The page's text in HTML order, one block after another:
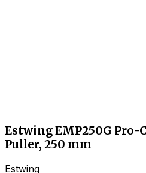
Estwing EMP250G
Puller, 250 mm
Estwing